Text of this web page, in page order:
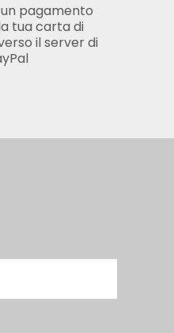
pagamento
tua carta di
il server di